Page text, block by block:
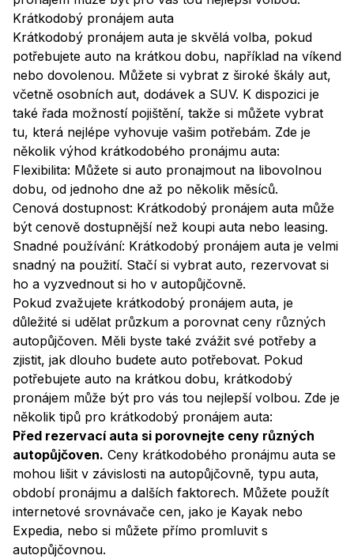
Krátkodobý pronájem auta
Krátkodobý pronájem auta je skvělá volba, pokud
potřebujete auto na krátkou dobu, například na víkend
nebo dovolenou. Můžete si vybrat z široké škály aut,
včetně osobních aut, dodávek a SUV. K dispozici je
také řada možností pojištění, takže si můžete vybrat
tu, která nejlépe vyhovuje vašim potřebám. Zde je
několik výhod krátkodobého pronájmu auta:
Flexibilita: Můžete si auto pronajmout na libovolnou
dobu, od jednoho dne až po několik měsíců.
Cenová dostupnost: Krátkodobý pronájem auta může
být cenově dostupnější než koupi auta nebo leasing.
Snadné používání: Krátkodobý pronájem auta je velmi
snadný na použití. Stačí si vybrat auto, rezervovat si
ho a vyzvednout si ho v autopůjčovně.
Pokud zvažujete krátkodobý pronájem auta, je
důležité si udělat průzkum a porovnat ceny různých
autopůjčoven. Měli byste také zvážit své potřeby a
zjistit, jak dlouho budete auto potřebovat. Pokud
potřebujete auto na krátkou dobu, krátkodobý
pronájem může být pro vás tou nejlepší volbou. Zde je
několik tipů pro krátkodobý pronájem auta:
Před rezervací auta si porovnejte ceny různých
autopůjčoven. Ceny krátkodobého pronájmu auta se
mohou lišit v závislosti na autopůjčovně, typu auta,
období pronájmu a dalších faktorech. Můžete použít
internetové srovnávače cen, jako je Kayak nebo
Expedia, nebo si můžete přímo promluvit s
autopůjčovnou.